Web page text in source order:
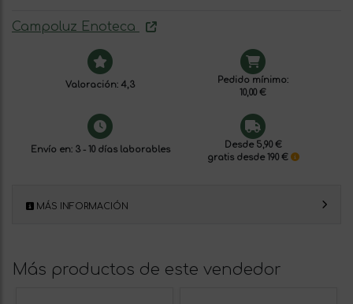
Campoluz Enoteca
Valoración: 4,3
Pedido mínimo:
10,00 €
Envío en: 3 - 10 días laborables
Desde 5,90 €
gratis desde 190 €
MÁS INFORMACIÓN
Más productos de este vendedor